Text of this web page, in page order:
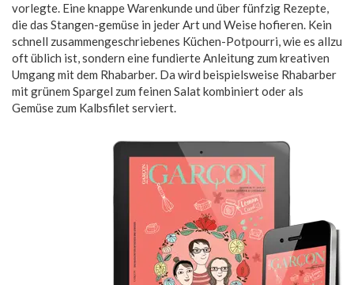
vorlegte. Eine knappe Warenkunde und über fünfzig Rezepte,
die das Stangen-gemüse in jeder Art und Weise hofieren. Kein
schnell zusammengeschriebenes Küchen-Potpourri, wie es allzu
oft üblich ist, sondern eine fundierte Anleitung zum kreativen
Umgang mit dem Rhabarber. Da wird beispielsweise Rhabarber
mit grünem Spargel zum feinen Salat kombiniert oder als
Gemüse zum Kalbsfilet serviert.